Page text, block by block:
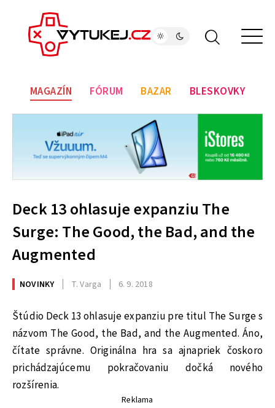
MAGAZÍN FÓRUM BAZAR BLESKOVKY
Deck 13 ohlasuje expanziu The
Surge: The Good, the Bad, and the
Augmented
NOVINKY T. Varga 6. 9. 2018
Štúdio Deck 13 ohlasuje expanziu pre titul The Surge s
názvom The Good, the Bad, and the Augmented. Áno,
čítate správne. Originálna hra sa ajnapriek čoskoro
prichádzajúcemu pokračovaniu dočká nového
rozšírenia.
Reklama